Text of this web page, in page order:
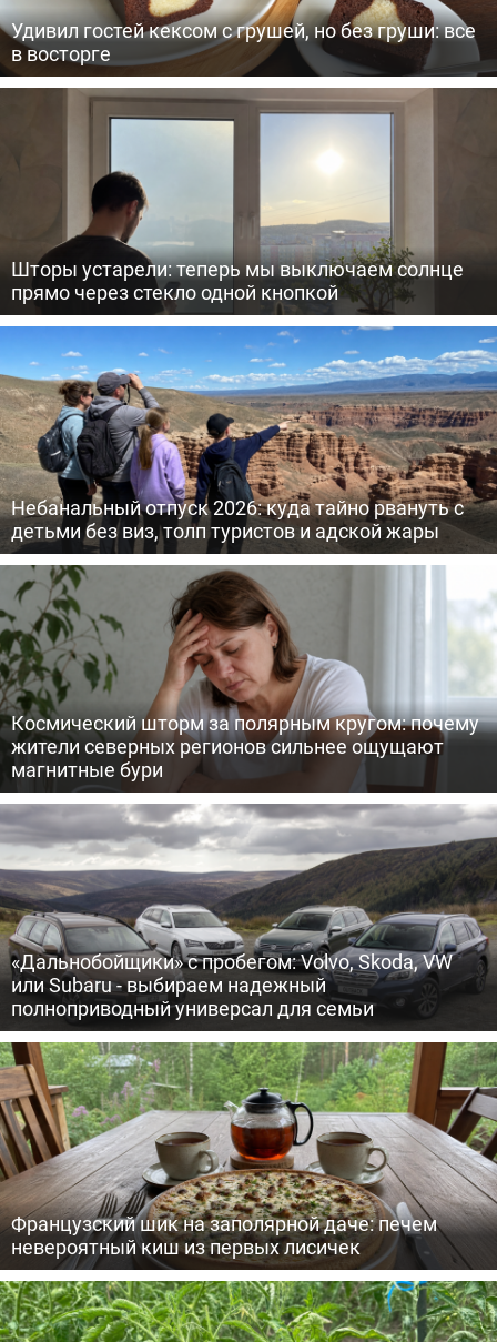
Удивил гостей кексом с грушей, но без груши: все
в восторге
Шторы устарели: теперь мы выключаем солнце
прямо через стекло одной кнопкой
Небанальный отпуск 2026: куда тайно рвануть с
детьми без виз, толп туристов и адской жары
Космический шторм за полярным кругом: почему
жители северных регионов сильнее ощущают
магнитные бури
«Дальнобойщики» с пробегом: Volvo, Skoda, VW
или Subaru - выбираем надежный
полноприводный универсал для семьи
Французский шик на заполярной даче: печем
невероятный киш из первых лисичек